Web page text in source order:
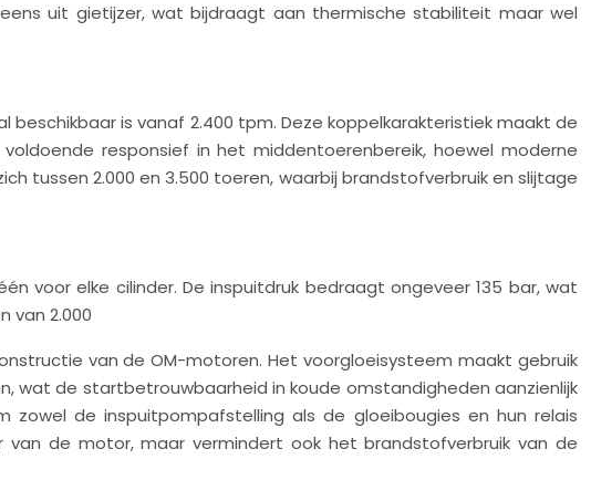
uit gietijzer, wat bijdraagt aan thermische stabiliteit maar wel
is vanaf 2.400 tpm. Deze koppelkarakteristiek maakt de
responsief in het middentoerenbereik, hoewel moderne
tussen 2.000 en 3.500 toeren, waarbij brandstofverbruik en slijtage
voor elke cilinder. De inspuitdruk bedraagt ongeveer 135 bar, wat
van 2.000
van de OM-motoren. Het voorgloei­systeem maakt gebruik
wat de startbetrouwbaarheid in koude omstandigheden aanzienlijk
de inspuitpompafstelling als de gloeibougies en hun relais
de motor, maar vermindert ook het brandstofverbruik van de